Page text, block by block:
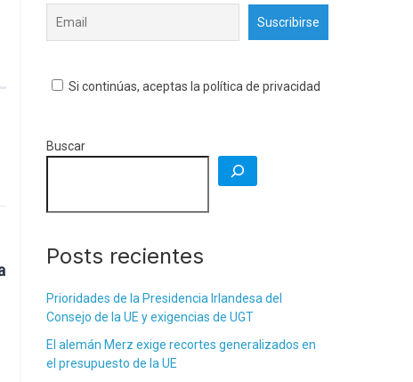
Si continúas, aceptas la política de privacidad
Buscar
Posts recientes
Prioridades de la Presidencia Irlandesa del
Consejo de la UE y exigencias de UGT
El alemán Merz exige recortes generalizados en
el presupuesto de la UE